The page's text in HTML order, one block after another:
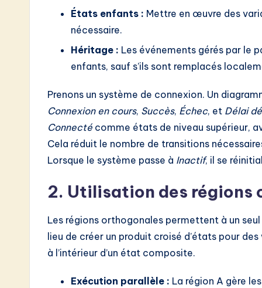
États enfants : Mettre en œuvre des
nécessaire.
Héritage : Les événements gérés par le
enfants, sauf s’ils sont remplacés
Prenons un système de connexion. Un
Connexion en cours, Succès, Échec, et Délai
Connectécomme états de niveau supérieur,
Cela réduit le nombre de transitions
Lorsque le système passe à Inactif, il se
2. Utilisation des régions
Les régions orthogonales permettent à un
lieu de créer un produit croisé d’états pour
à l’intérieur d’un état composite.
Exécution parallèle : La région A gère